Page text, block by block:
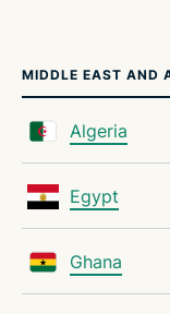
MIDDLE EAST AND
Algeria
Egypt
Ghana